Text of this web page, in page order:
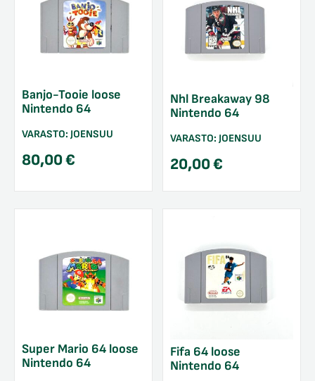
Banjo-Tooie loose
Nintendo 64
VARASTO: JOENSUU
80,00€
Nhl Breakaway 98
Nintendo 64
VARASTO: JOENSUU
20,00€
Super Mario 64 loose
Nintendo 64
Fifa 64 loose
Nintendo 64